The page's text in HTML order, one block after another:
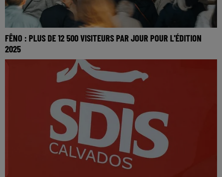
FÊNO : PLUS DE 12 500 VISITEURS PAR JOUR POUR L'ÉDITION
2025